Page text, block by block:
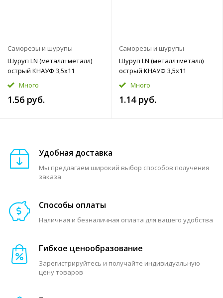
Саморезы и шурупы
Шуруп LN (металл+металл)
острый КНАУФ 3,5x11
Много
1.56 руб.
Саморезы и шурупы
Шуруп LN (металл+металл)
острый КНАУФ 3,5x11
Много
1.14 руб.
Удобная доставка
Мы предлагаем широкий выбор способов получения
заказа
Способы оплаты
Наличная и безналичная оплата для вашего удобства
Гибкое ценообразование
Зарегистрируйтесь и получайте индивидуальную
цену товаров